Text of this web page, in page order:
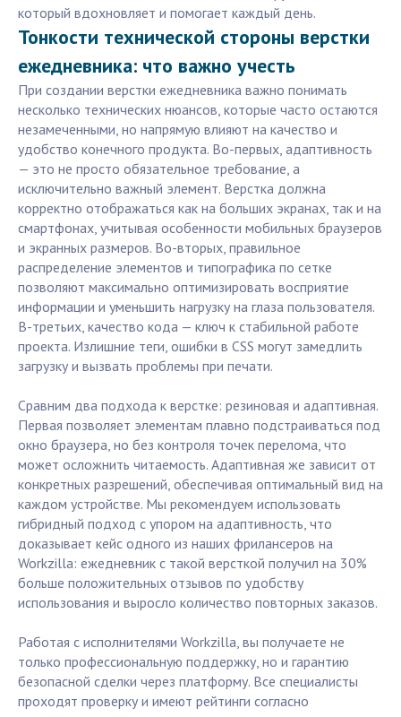
который вдохновляет и помогает каждый день.
Тонкости технической стороны верстки
ежедневника: что важно учесть
При создании верстки ежедневника важно понимать
несколько технических нюансов, которые часто остаются
незамеченными, но напрямую влияют на качество и
удобство конечного продукта. Во-первых, адаптивность
— это не просто обязательное требование, а
исключительно важный элемент. Верстка должна
корректно отображаться как на больших экранах, так и на
смартфонах, учитывая особенности мобильных браузеров
и экранных размеров. Во-вторых, правильное
распределение элементов и типографика по сетке
позволяют максимально оптимизировать восприятие
информации и уменьшить нагрузку на глаза пользователя.
В-третьих, качество кода — ключ к стабильной работе
проекта. Излишние теги, ошибки в CSS могут замедлить
загрузку и вызвать проблемы при печати.
Сравним два подхода к верстке: резиновая и адаптивная.
Первая позволяет элементам плавно подстраиваться под
окно браузера, но без контроля точек перелома, что
может осложнить читаемость. Адаптивная же зависит от
конкретных разрешений, обеспечивая оптимальный вид на
каждом устройстве. Мы рекомендуем использовать
гибридный подход с упором на адаптивность, что
доказывает кейс одного из наших фрилансеров на
Workzilla: ежедневник с такой версткой получил на 30%
больше положительных отзывов по удобству
использования и выросло количество повторных заказов.
Работая с исполнителями Workzilla, вы получаете не
только профессиональную поддержку, но и гарантию
безопасной сделки через платформу. Все специалисты
проходят проверку и имеют рейтинги согласно